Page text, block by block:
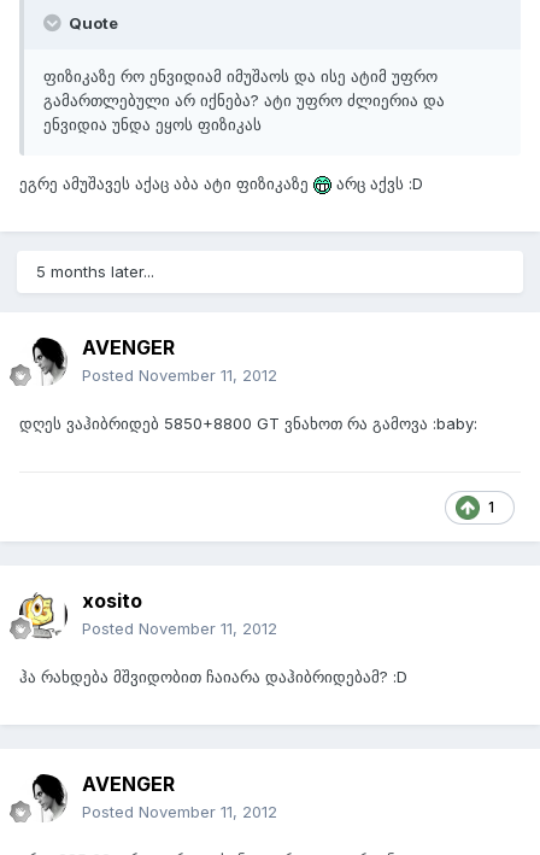
Quote
ფიზიკაზე რო ენვიდიამ იმუშაოს და ისე ატიმ უფრო
გამართლებული არ იქნება? ატი უფრო ძლიერია და
ენვიდია უნდა ეყოს ფიზიკას
ეგრე ამუშავეს აქაც აბა ატი ფიზიკაზე არც აქვს :D
5 months later...
AVENGER
Posted November 11, 2012
დღეს ვაჰიბრიდებ 5850+8800 GT ვნახოთ რა გამოვა :baby:
1
xosito
Posted November 11, 2012
ჰა რახდება მშვიდობით ჩაიარა დაჰიბრიდებამ? :D
AVENGER
Posted November 11, 2012